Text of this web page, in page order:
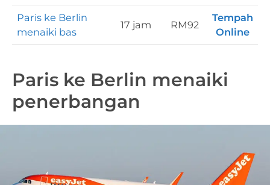
Paris ke Berlin
menaiki bas
17 jam RM92
Tempah
Online
Paris ke Berlin menaiki
penerbangan